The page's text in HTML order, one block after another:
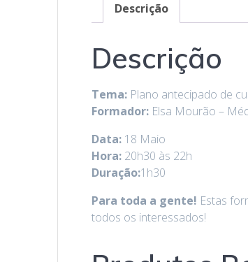
Descrição
Descrição
Tema: Plano antecipado de
Formador: Elsa Mourão –
Data: 18 Maio
Hora: 20h30 às 22h
Duração:1h30
Para toda a gente! Estas
todos os interessados!